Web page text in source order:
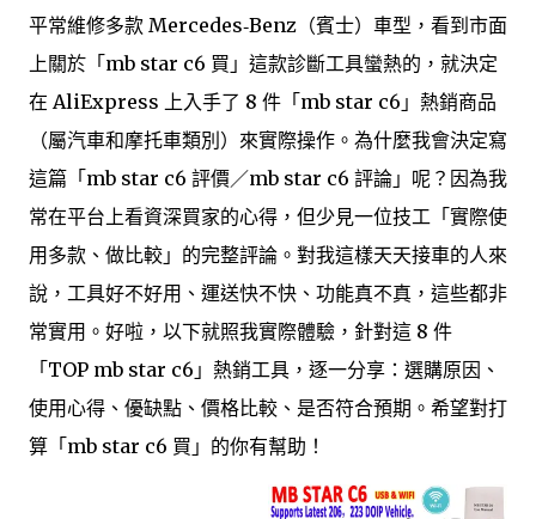
平常維修多款 Mercedes‑Benz（賓士）車型，看到市面
上關於「mb star c6 買」這款診斷工具蠻熱的，就決定
在 AliExpress 上入手了 8 件「mb star c6」熱銷商品
（屬汽車和摩托車類別）來實際操作。為什麼我會決定寫
這篇「mb star c6 評價／mb star c6 評論」呢？因為我
常在平台上看資深買家的心得，但少見一位技工「實際使
用多款、做比較」的完整評論。對我這樣天天接車的人來
說，工具好不好用、運送快不快、功能真不真，這些都非
常實用。好啦，以下就照我實際體驗，針對這 8 件
「TOP mb star c6」熱銷工具，逐一分享：選購原因、
使用心得、優缺點、價格比較、是否符合預期。希望對打
算「mb star c6 買」的你有幫助！